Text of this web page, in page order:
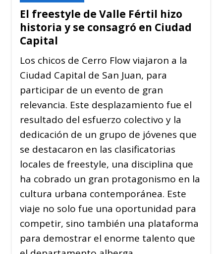
El freestyle de Valle Fértil hizo
historia y se consagró en Ciudad
Capital
Los chicos de Cerro Flow viajaron a la
Ciudad Capital de San Juan, para
participar de un evento de gran
relevancia. Este desplazamiento fue el
resultado del esfuerzo colectivo y la
dedicación de un grupo de jóvenes que
se destacaron en las clasificatorias
locales de freestyle, una disciplina que
ha cobrado un gran protagonismo en la
cultura urbana contemporánea. Este
viaje no solo fue una oportunidad para
competir, sino también una plataforma
para demostrar el enorme talento que